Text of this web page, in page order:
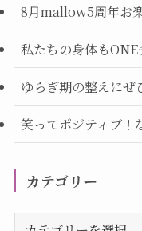
8月mallow5周年お
私たちの身体もONE
ゆらぎ期の整えにぜ
笑ってポジティブ！
カテゴリー